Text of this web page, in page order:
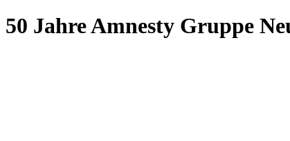
50 Jahre Amnesty Gruppe